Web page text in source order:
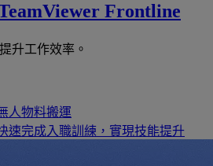
Frontline
升工作效率。
人物料搬運
速完成入職訓練，實現技能提升